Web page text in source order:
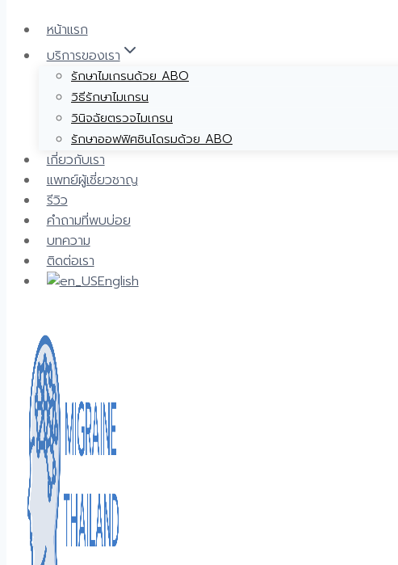
หน้าแรก
บริการของเรา
รักษาไมเกรนด้วย ABO
วิธีรักษาไมเกรน
วินิจฉัยตรวจไมเกรน
รักษาออฟฟิศซินโดรมด้วย ABO
เกี่ยวกับเรา
แพทย์ผู้เชี่ยวชาญ
รีวิว
คำถามที่พบบ่อย
บทความ
ติดต่อเรา
English